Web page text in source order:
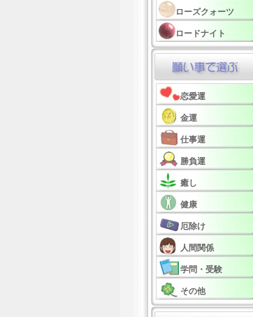
ローズクォーツ
ロードナイト
恋愛運
金運
仕事運
勝負運
癒し
健康
厄除け
人間関係
学問・受験
その他